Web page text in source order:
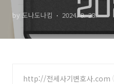
by 도나도나킴 2024. 8. 28.
http://전세사기변호사.com